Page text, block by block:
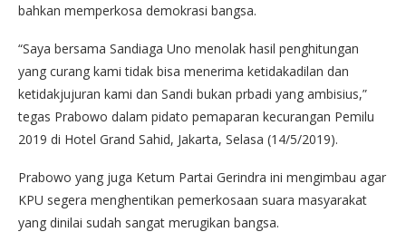
bahkan memperkosa demokrasi bangsa.
“Saya bersama Sandiaga Uno menolak hasil penghitungan
yang curang kami tidak bisa menerima ketidakadilan dan
ketidakjujuran kami dan Sandi bukan prbadi yang ambisius,”
tegas Prabowo dalam pidato pemaparan kecurangan Pemilu
2019 di Hotel Grand Sahid, Jakarta, Selasa (14/5/2019).
Prabowo yang juga Ketum Partai Gerindra ini mengimbau agar
KPU segera menghentikan pemerkosaan suara masyarakat
yang dinilai sudah sangat merugikan bangsa.